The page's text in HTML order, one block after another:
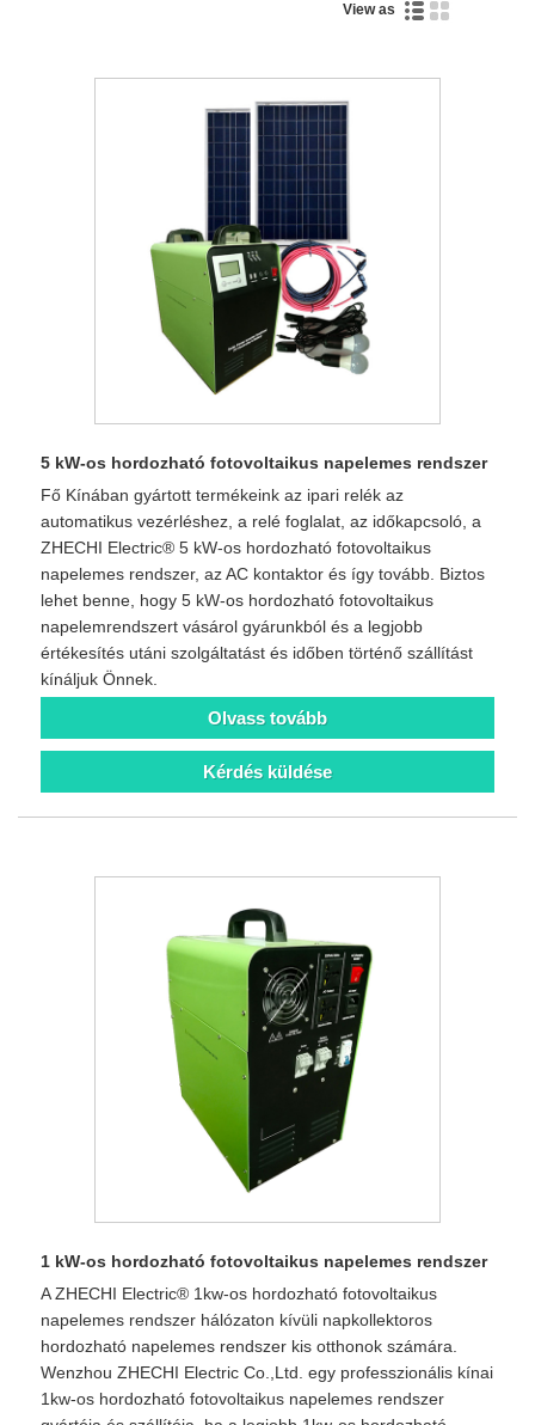
View as
5 kW-os hordozható fotovoltaikus napelemes rendszer
Fő Kínában gyártott termékeink az ipari relék az
automatikus vezérléshez, a relé foglalat, az időkapcsoló, a
ZHECHI Electric® 5 kW-os hordozható fotovoltaikus
napelemes rendszer, az AC kontaktor és így tovább. Biztos
lehet benne, hogy 5 kW-os hordozható fotovoltaikus
napelemrendszert vásárol gyárunkból és a legjobb
értékesítés utáni szolgáltatást és időben történő szállítást
kínáljuk Önnek.
Olvass tovább
Kérdés küldése
1 kW-os hordozható fotovoltaikus napelemes rendszer
A ZHECHI Electric® 1kw-os hordozható fotovoltaikus
napelemes rendszer hálózaton kívüli napkollektoros
hordozható napelemes rendszer kis otthonok számára.
Wenzhou ZHECHI Electric Co.,Ltd. egy professzionális kínai
1kw-os hordozható fotovoltaikus napelemes rendszer